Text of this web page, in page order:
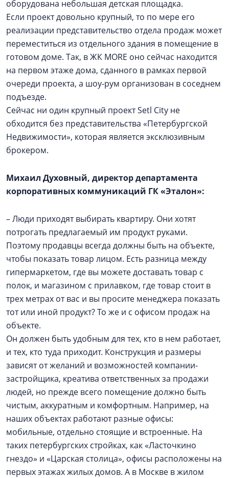
оборудована небольшая детская площадка.
Если проект довольно крупный, то по мере его
реализации представительство отдела продаж может
переместиться из отдельного здания в помещение в
готовом доме. Так, в ЖК MORE оно сейчас находится
на первом этаже дома, сданного в рамках первой
очереди проекта, а шоу-рум организован в соседнем
подъезде.
Сейчас ни один крупный проект Setl City не
обходится без представительства «Петербургской
Недвижимости», которая является эксклюзивным
брокером.
Михаил Духовный, директор департамента
корпоративных коммуникаций ГК «Эталон»:
– Люди приходят выбирать квартиру. Они хотят
потрогать предлагаемый им продукт руками.
Поэтому продавцы всегда должны быть на объекте,
чтобы показать товар лицом. Есть разница между
гипермаркетом, где вы можете доставать товар с
полок, и магазином с прилавком, где товар стоит в
трех метрах от вас и вы просите менеджера показать
тот или иной продукт? То же и с офисом продаж на
объекте.
Он должен быть удобным для тех, кто в нем работает,
и тех, кто туда приходит. Конструкция и размеры
зависят от желаний и возможностей компании-
застройщика, креатива ответственных за продажи
людей, но прежде всего помещение должно быть
чистым, аккуратным и комфортным. Например, на
наших объектах работают разные офисы:
мобильные, отдельно стоящие и встроенные. На
таких петербургских стройках, как «Ласточкино
гнездо» и «Царская столица», офисы расположены на
первых этажах жилых домов. А в Москве в жилом